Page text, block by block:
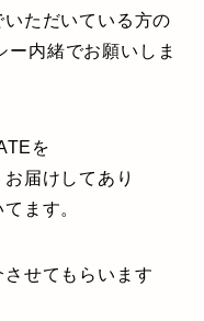
ただいている方の
内緒でお願いしま
を
届けしてあり
ます。
せてもらいます